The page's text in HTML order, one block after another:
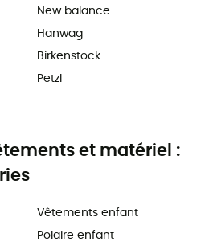
New balance
Hanwag
Birkenstock
Petzl
et matériel :
Vêtements enfant
Polaire enfant